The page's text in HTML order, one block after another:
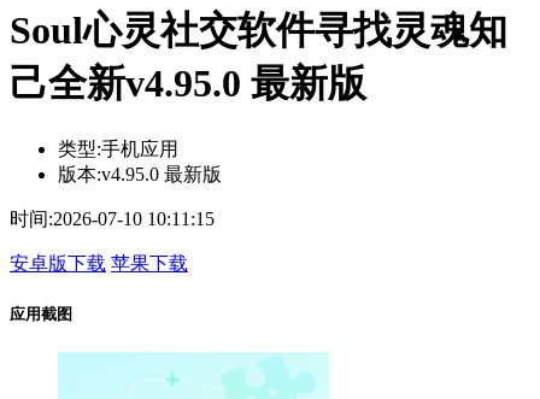
Soul心灵社交软件寻找灵魂知
己全新v4.95.0 最新版
类型:手机应用
版本:v4.95.0 最新版
时间:2026-07-10 10:11:15
安卓版下载 苹果下载
应用截图